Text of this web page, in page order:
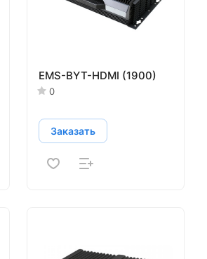
EMS-BYT-HDMI (1900)
0
Заказать